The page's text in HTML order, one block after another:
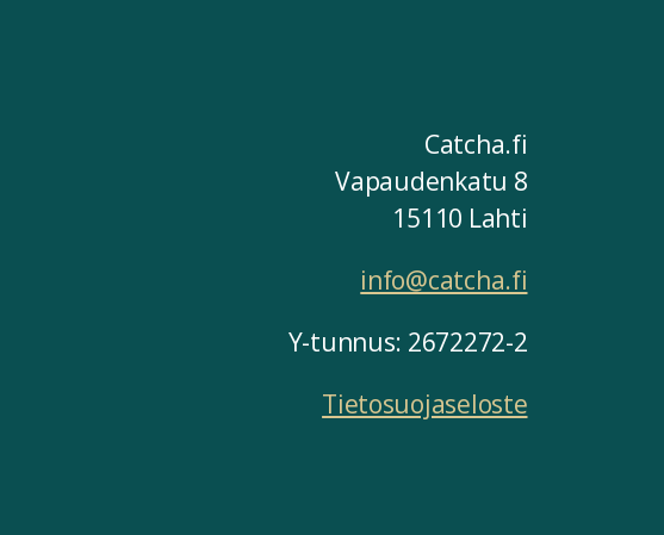
Catcha.fi
Vapaudenkatu 8
15110 Lahti
info@catcha.fi
Y-tunnus: 2672272-2
Tietosuojaseloste